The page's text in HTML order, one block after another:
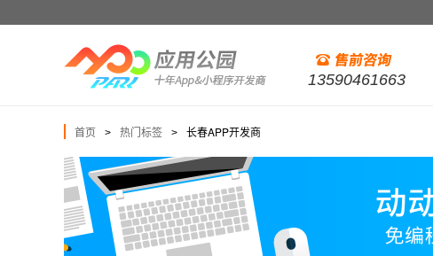
13590461663
首页 > 热门标签 > 长春APP开发商